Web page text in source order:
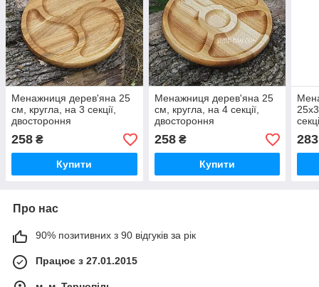
Менажниця дерев'яна 25
см, кругла, на 3 секції,
двостороння
258 ₴
Купити
Менажниця дерев'яна 25
см, кругла, на 4 секції,
двостороння
258₴
Купити
283
Про нас
90% позитивних з 90 відгуків за рік
Працює з 27.01.2015